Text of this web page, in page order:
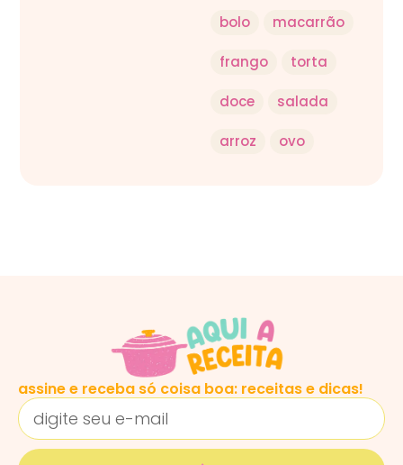
bolo macarrão
frango torta
doce salada
arroz ovo
assine e receba só coisa boa: receitas e dicas!